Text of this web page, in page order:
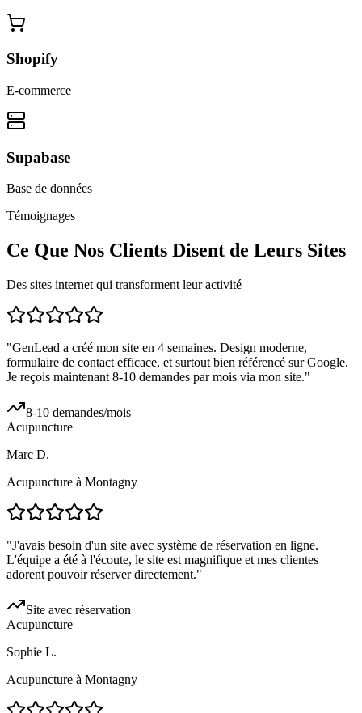
Shopify
E-commerce
Supabase
Base de données
Témoignages
Ce Que Nos Clients Disent de Leurs Sites
Des sites internet qui transforment leur activité
"GenLead a créé mon site en 4 semaines. Design moderne,
formulaire de contact efficace, et surtout bien référencé sur Google.
Je reçois maintenant 8-10 demandes par mois via mon site."
8-10 demandes/mois
Acupuncture
Marc D.
Acupuncture à Montagny
"J'avais besoin d'un site avec système de réservation en ligne.
L'équipe a été à l'écoute, le site est magnifique et mes clientes
adorent pouvoir réserver directement."
Site avec réservation
Acupuncture
Sophie L.
Acupuncture à Montagny